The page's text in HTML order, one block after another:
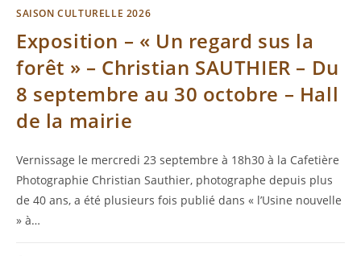
SAISON CULTURELLE 2026
Exposition – « Un regard sus la
forêt » – Christian SAUTHIER – Du
8 septembre au 30 octobre – Hall
de la mairie
Vernissage le mercredi 23 septembre à 18h30 à la Cafetière
Photographie Christian Sauthier, photographe depuis plus
de 40 ans, a été plusieurs fois publié dans « l’Usine nouvelle
» à…